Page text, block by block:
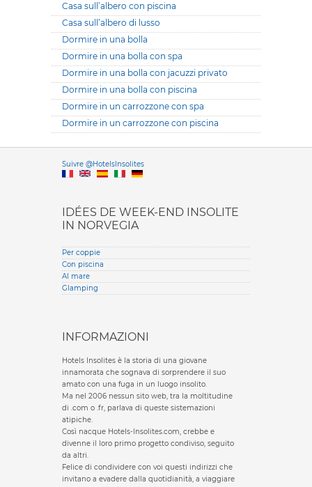
Casa sull’albero con piscina
Casa sull’albero di lusso
Dormire in una bolla
Dormire in una bolla con spa
Dormire in una bolla con jacuzzi privato
Dormire in una bolla con piscina
Dormire in un carrozzone con spa
Dormire in un carrozzone con piscina
Suivre @HotelsInsolitesVersione
IDÉES DE WEEK-END INSOLITE
IN NORVEGIA
Per coppie
Con piscina
Al mare
Glamping
INFORMAZIONI
Hotels Insolites è la storia di una giovane
innamorata che sognava di sorprendere il suo
amato con una fuga in un luogo insolito.
Ma nel 2006 nessun sito web, tra la moltitudine
di .com o .fr, parlava di queste sistemazioni
atipiche.
Così nacque Hotels-Insolites.com, crebbe e
divenne il loro primo progetto condiviso, seguito
da altri.
Felice di condividere con voi questi indirizzi che
invitano a evadere dalla quotidianità, a viaggiare